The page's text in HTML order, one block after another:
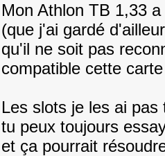
Mon Athlon TB 1,33
(que j'ai gardé
qu'il ne soit pas
compatible cette
Les slots je les ai
tu peux toujours
et ça pourrait